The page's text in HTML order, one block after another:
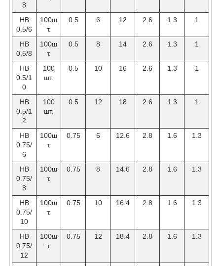
8
НВ
0.5/6
100ш
т.
0.5 6 12 2.6 1.3 1
НВ
0.5/8
100ш
т.
0.5 8 14 2.6 1.3 1
HB
0.5/1
0
100
шт.
0.5 10 16 2.6 1.3 1
HB
0.5/1
2
100
шт.
0.5 12 18 2.6 1.3 1
НВ
0.75/
6
100ш
т.
0.75 6 12.6 2.8 1.6 1.3
НВ
0.75/
8
100ш
т.
0.75 8 14.6 2.8 1.6 1.3
НВ
0.75/
10
100ш
т.
0.75 10 16.4 2.8 1.6 1.3
НВ
0.75/
12
100ш
т.
0.75 12 18.4 2.8 1.6 1.3